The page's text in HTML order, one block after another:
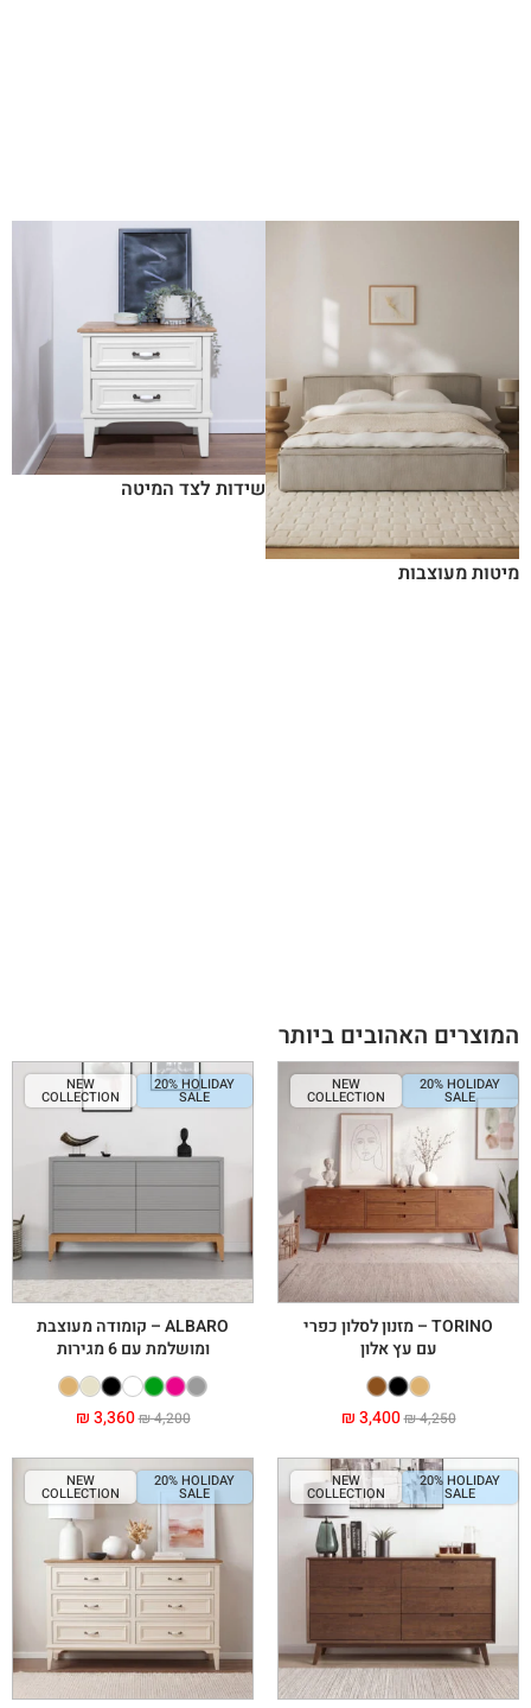
מיטות מעוצבות
שידות לצד המיטה
המוצרים האהובים ביותר
20% HOLIDAY
SALE
NEW
COLLECTION
TORINO – מזנון לסלון כפרי
עם עץ אלון
₪4,250
₪3,400
20% HOLIDAY
SALE
NEW
COLLECTION
ALBARO – קומודה מעוצבת
ומושלמת עם 6 מגירות
₪4,200
₪3,360
20% HOLIDAY
SALE
NEW
COLLECTION
20% HOLIDAY
SALE
NEW
COLLECTION